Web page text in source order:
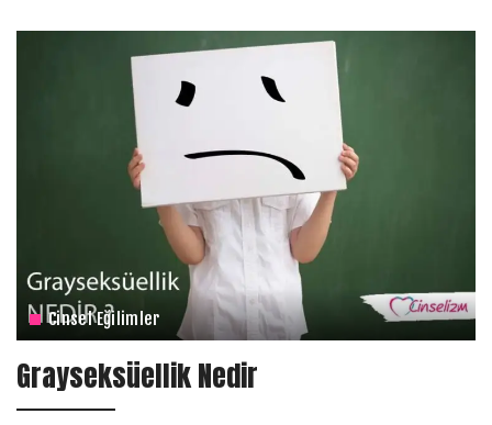
Cinsel Eğilimler
Grayseksüellik Nedir